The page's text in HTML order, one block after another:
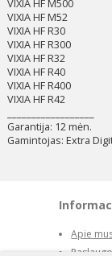
VIXIA HF M500
VIXIA HF M52
VIXIA HF R30
VIXIA HF R300
VIXIA HF R32
VIXIA HF R40
VIXIA HF R400
VIXIA HF R42
Garantija: 12 mėn.
Gamintojas: Extra
Apie